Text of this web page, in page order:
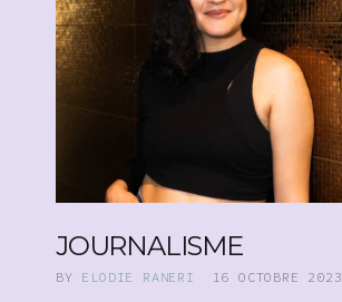
JOURNALISME
BY ELODIE RANERI 16 OCTOBRE 2023